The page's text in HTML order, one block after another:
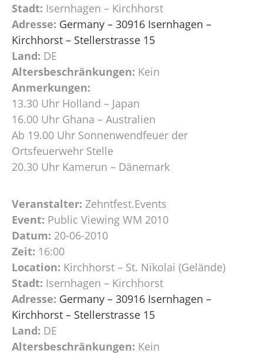
Stadt: Isernhagen – Kirchhorst
Adresse: Germany – 30916 Isernhagen –
Kirchhorst – Stellerstrasse 15
Land: DE
Altersbeschränkungen: Kein
Anmerkungen:
13.30 Uhr Holland – Japan
16.00 Uhr Ghana – Australien
Ab 19.00 Uhr Sonnenwendfeuer der
Ortsfeuerwehr Stelle
20.30 Uhr Kamerun – Dänemark
Veranstalter: Zehntfest.Events
Event: Public Viewing WM 2010
Datum: 20-06-2010
Zeit: 16:00
Location: Kirchhorst – St. Nikolai (Gelände)
Stadt: Isernhagen – Kirchhorst
Adresse: Germany – 30916 Isernhagen –
Kirchhorst – Stellerstrasse 15
Land: DE
Altersbeschränkungen: Kein